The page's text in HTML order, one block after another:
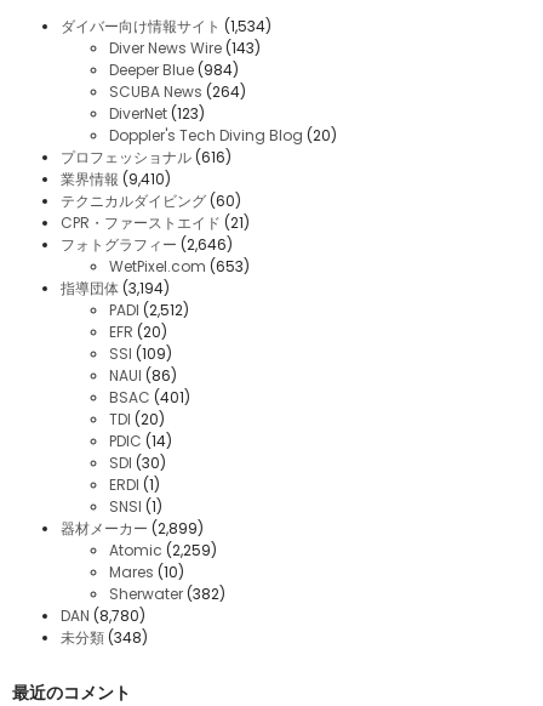
ダイバー向け情報サイト (1,534)
Diver News Wire (143)
Deeper Blue (984)
SCUBA News (264)
DiverNet (123)
Doppler's Tech Diving Blog (20)
プロフェッショナル (616)
業界情報 (9,410)
テクニカルダイビング (60)
CPR・ファーストエイド (21)
フォトグラフィー (2,646)
WetPixel.com (653)
指導団体 (3,194)
PADI (2,512)
EFR (20)
SSI (109)
NAUI (86)
BSAC (401)
TDI (20)
PDIC (14)
SDI (30)
ERDI (1)
SNSI (1)
器材メーカー (2,899)
Atomic (2,259)
Mares (10)
Sherwater (382)
DAN (8,780)
未分類 (348)
最近のコメント